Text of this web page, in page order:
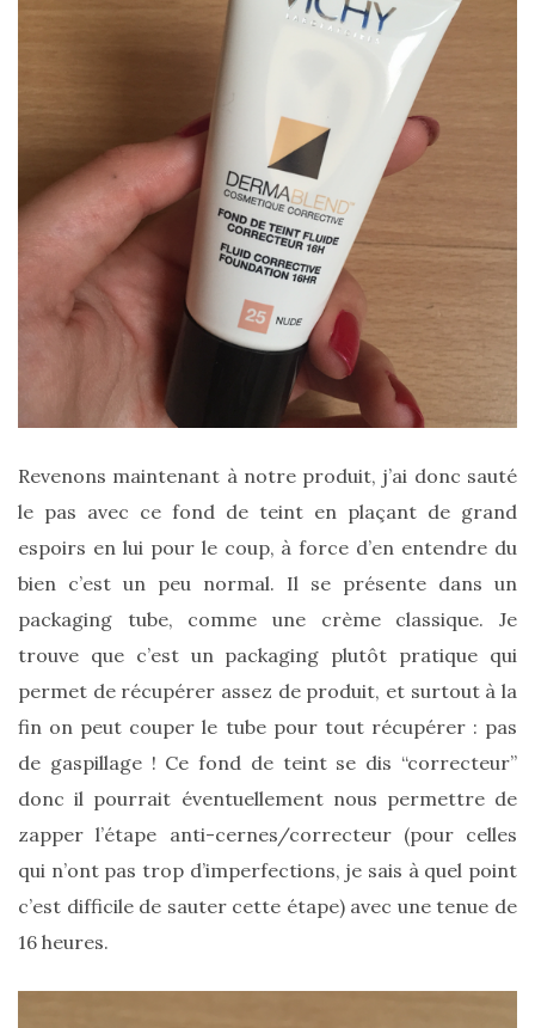
en
soie
et
cuir
au
luxe
discret
06/06/2026
Revenons maintenant à notre produit, j’ai donc sauté
le pas avec ce fond de teint en plaçant de grand
espoirs en lui pour le coup, à force d’en entendre du
bien c’est un peu normal. Il se présente dans un
packaging tube, comme une crème classique. Je
trouve que c’est un packaging plutôt pratique qui
permet de récupérer assez de produit, et surtout à la
fin on peut couper le tube pour tout récupérer : pas
de gaspillage ! Ce fond de teint se dis “correcteur”
donc il pourrait éventuellement nous permettre de
zapper l’étape anti-cernes/correcteur (pour celles
qui n’ont pas trop d’imperfections, je sais à quel point
c’est difficile de sauter cette étape) avec une tenue de
16 heures.